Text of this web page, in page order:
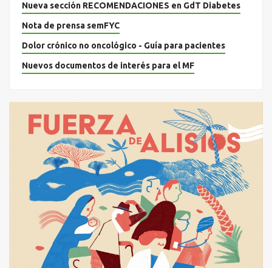
Nueva sección RECOMENDACIONES en GdT Diabetes
Nota de prensa semFYC
Dolor crónico no oncológico - Guía para pacientes
Nuevos documentos de interés para el MF